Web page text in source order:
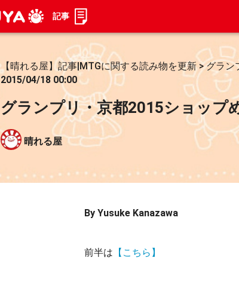
記事
【晴れる屋】記事|MTGに関する読み物を更新>グラン
2015/04/18 00:00
グランプリ・京都2015ショップ
晴れる屋
By Yusuke Kanazawa
前半は 【こちら】